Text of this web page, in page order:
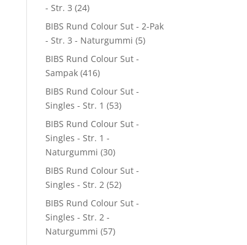
- Str. 3 (24)
BIBS Rund Colour Sut - 2-Pak
- Str. 3 - Naturgummi (5)
BIBS Rund Colour Sut -
Sampak (416)
BIBS Rund Colour Sut -
Singles - Str. 1 (53)
BIBS Rund Colour Sut -
Singles - Str. 1 -
Naturgummi (30)
BIBS Rund Colour Sut -
Singles - Str. 2 (52)
BIBS Rund Colour Sut -
Singles - Str. 2 -
Naturgummi (57)